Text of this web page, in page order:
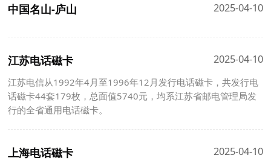
中国名山-庐山 2025-04-10
江苏电话磁卡 2025-04-10
江苏电信从1992年4月至1996年12月发行电话磁卡，共发行电
话磁卡44套179枚，总面值5740元，均系江苏省邮电管理局发
行的全省通用电话磁卡。
上海电话磁卡 2025-04-10